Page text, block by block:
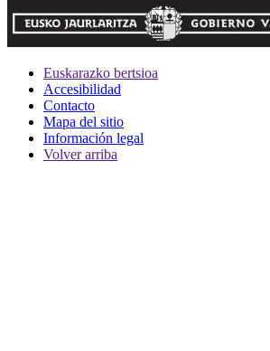
Euskarazko bertsioa
Accesibilidad
Contacto
Mapa del sitio
Información legal
Volver arriba